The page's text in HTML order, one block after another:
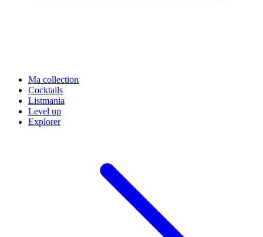
Ma collection
Cocktails
Listmania
Level up
Explorer